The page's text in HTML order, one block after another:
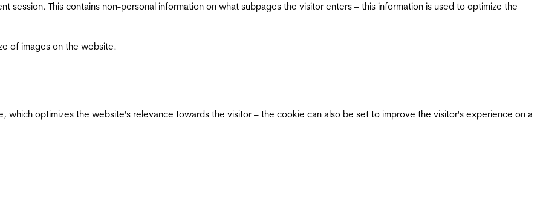
session. This contains non-personal information on what subpages the visitor enters – this information is used to optimize the
of images on the website.
which optimizes the website's relevance towards the visitor – the cookie can also be set to improve the visitor's experience on a